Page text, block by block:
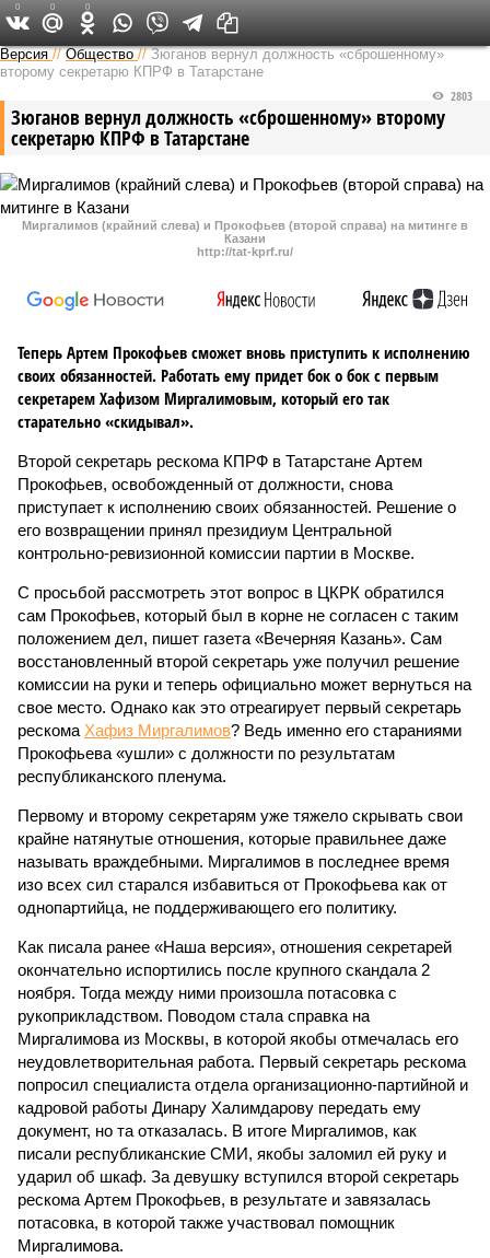
Версия в Татарстане
Версия //Общество //Зюганов вернул должность «сброшенному»
второму секретарю КПРФ в Татарстане
Зюганов вернул должность «сброшенному» второму
секретарю КПРФ в Татарстане
2803
Миргалимов (крайний слева) и Прокофьев (второй справа) на митинге в
Казани
http://tat-kprf.ru/
Теперь Артем Прокофьев сможет вновь приступить к исполнению
своих обязанностей. Работать ему придет бок о бок с первым
секретарем Хафизом Миргалимовым, который его так
старательно «скидывал».
Второй секретарь рескома КПРФ в Татарстане Артем
Прокофьев, освобожденный от должности, снова
приступает к исполнению своих обязанностей. Решение о
его возвращении принял президиум Центральной
контрольно-ревизионной комиссии партии в Москве.
С просьбой рассмотреть этот вопрос в ЦКРК обратился
сам Прокофьев, который был в корне не согласен с таким
положением дел, пишет газета «Вечерняя Казань». Сам
восстановленный второй секретарь уже получил решение
комиссии на руки и теперь официально может вернуться на
свое место. Однако как это отреагирует первый секретарь
рескома Хафиз Миргалимов? Ведь именно его стараниями
Прокофьева «ушли» с должности по результатам
республиканского пленума.
Первому и второму секретарям уже тяжело скрывать свои
крайне натянутые отношения, которые правильнее даже
называть враждебными. Миргалимов в последнее время
изо всех сил старался избавиться от Прокофьева как от
однопартийца, не поддерживающего его политику.
Как писала ранее «Наша версия», отношения секретарей
окончательно испортились после крупного скандала 2
ноября. Тогда между ними произошла потасовка с
рукоприкладством. Поводом стала справка на
Миргалимова из Москвы, в которой якобы отмечалась его
неудовлетворительная работа. Первый секретарь рескома
попросил специалиста отдела организационно-партийной и
кадровой работы Динару Халимдарову передать ему
документ, но та отказалась. В итоге Миргалимов, как
писали республиканские СМИ, якобы заломил ей руку и
ударил об шкаф. За девушку вступился второй секретарь
рескома Артем Прокофьев, в результате и завязалась
потасовка, в которой также участвовал помощник
Миргалимова.
0 0 0